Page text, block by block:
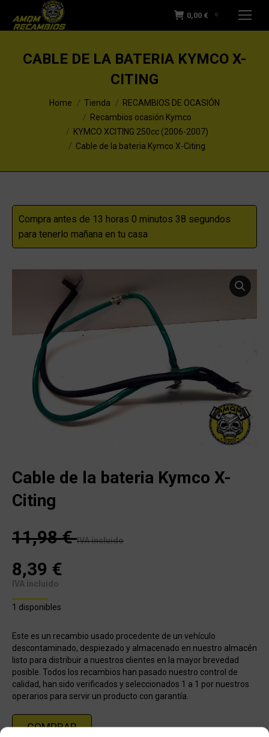
0,00 € 0
CABLE DE LA BATERIA KYMCO X-
CITING
You are here:Home Tienda
RECAMBIOS DE OCASIÓN
Recambios ocasión Kymco
KYMCO XCITING 250cc (2006-2007)
Cable de la bateria Kymco X-Citing
Compra antes de 13 horas 0 minutos 37 segundos
para tenerlo mañana en tu casa
Cable de la bateria Kymco X-
Citing
11,98€ IVA incluido
8,39 €
IVA incluido
1 disponibles
Este es un recambio usado procedente de un vehículo
descontaminado, despiezado y almacenado en nuestro almacén
listo para distribuir a nuestros clientes en la mayor brevedad
posible. Todos los recambios han pasado nuestro control de
calidad, han sido verificados y seleccionados 1 a 1 por nuestros
operarios para servir un producto con garantía.
COMPRAR